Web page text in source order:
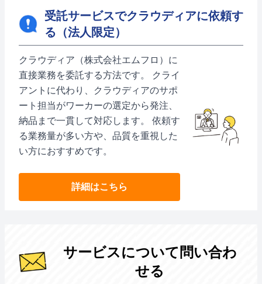
受託サービスでクラウディアに依頼す
る（法人限定）
クラウディア（株式会社エムフロ）に
直接業務を委託する方法です。 クライ
アントに代わり、クラウディアのサポ
ート担当がワーカーの選定から発注、
納品まで一貫して対応します。 依頼す
る業務量が多い方や、品質を重視した
い方におすすめです。
詳細はこちら
サービスについて問い合わ
せる